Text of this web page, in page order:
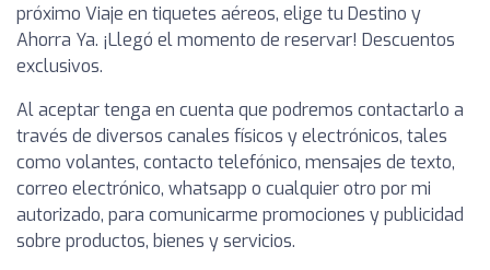
próximo Viaje en tiquetes aéreos, elige tu Destino y
Ahorra Ya. ¡Llegó el momento de reservar! Descuentos
exclusivos.
Al aceptar tenga en cuenta que podremos contactarlo a
través de diversos canales físicos y electrónicos, tales
como volantes, contacto telefónico, mensajes de texto,
correo electrónico, whatsapp o cualquier otro por mi
autorizado, para comunicarme promociones y publicidad
sobre productos, bienes y servicios.